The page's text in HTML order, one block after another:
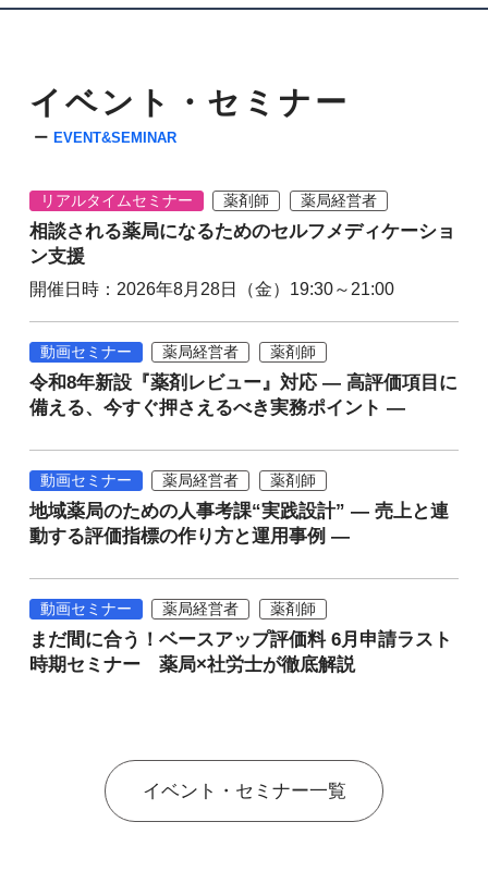
イベント・セミナー
EVENT&SEMINAR
リアルタイムセミナー 薬剤師 薬局経営者
相談される薬局になるためのセルフメディケーショ
ン支援
開催日時：2026年8月28日（金）19:30～21:00
動画セミナー 薬局経営者 薬剤師
令和8年新設『薬剤レビュー』対応 ― 高評価項目に
備える、今すぐ押さえるべき実務ポイント ―
動画セミナー 薬局経営者 薬剤師
地域薬局のための人事考課“実践設計” ― 売上と連
動する評価指標の作り方と運用事例 ―
動画セミナー 薬局経営者 薬剤師
まだ間に合う！ベースアップ評価料 6月申請ラスト
時期セミナー 薬局×社労士が徹底解説
イベント・セミナー一覧